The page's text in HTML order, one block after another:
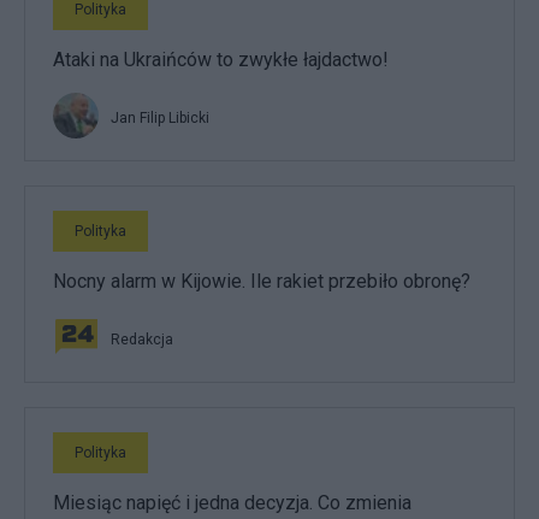
Polityka
Ataki na Ukraińców to zwykłe łajdactwo!
Jan Filip Libicki
Polityka
Nocny alarm w Kijowie. Ile rakiet przebiło obronę?
Redakcja
Polityka
Miesiąc napięć i jedna decyzja. Co zmienia